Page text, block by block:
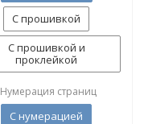
С прошивкой
С прошивкой и
проклейкой
Нумерация страниц
С нумерацией